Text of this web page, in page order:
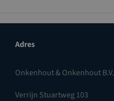
Adres
Onkenhout & Onkenhout B.V.
Verrijn Stuartweg 103